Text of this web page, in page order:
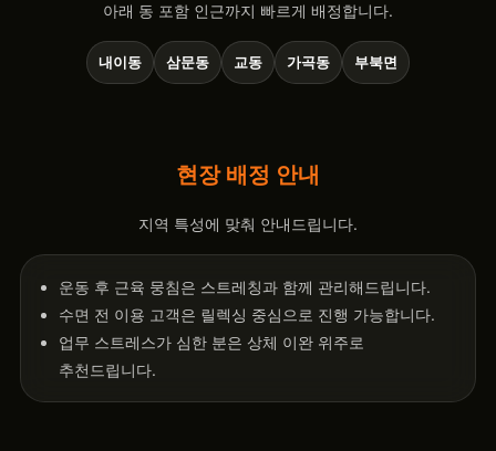
아래 동 포함 인근까지 빠르게 배정합니다.
내이동 삼문동 교동 가곡동 부북면
현장 배정 안내
지역 특성에 맞춰 안내드립니다.
운동 후 근육 뭉침은 스트레칭과 함께 관리해드립니다.
수면 전 이용 고객은 릴렉싱 중심으로 진행 가능합니다.
업무 스트레스가 심한 분은 상체 이완 위주로
추천드립니다.